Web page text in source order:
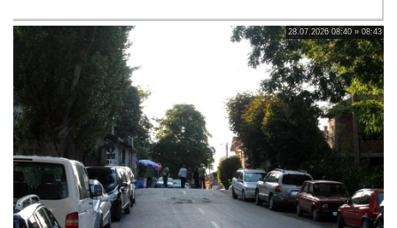
28.07.2026 08:40 » 08:43